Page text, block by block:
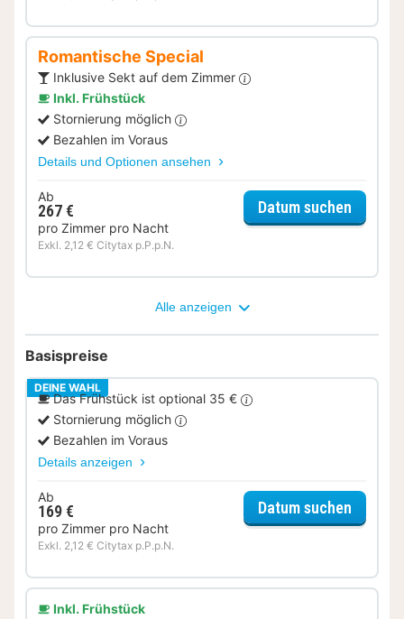
Romantische Special
Inklusive Sekt auf dem Zimmer
Inkl. Frühstück
Stornierung möglich
Bezahlen im Voraus
Details und Optionen ansehen
Ab
267 €
pro Zimmer pro Nacht
Exkl. 2,12 € Citytax p.P.p.N.
Datum suchen
Alle anzeigen
Basispreise
DEINE WAHL
Das Frühstück ist optional 35 €
Stornierung möglich
Bezahlen im Voraus
Details anzeigen
Ab
169 €
pro Zimmer pro Nacht
Exkl. 2,12 € Citytax p.P.p.N.
Datum suchen
Inkl. Frühstück